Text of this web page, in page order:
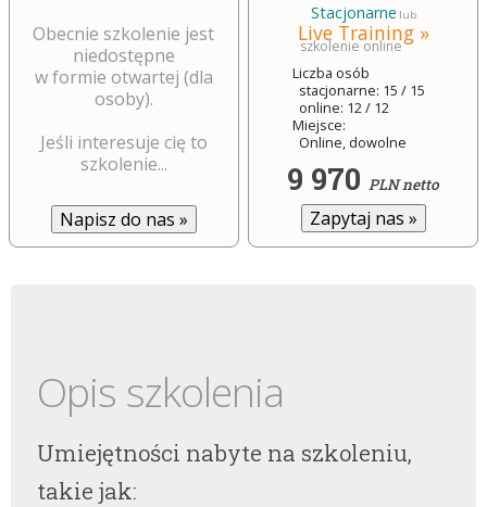
Obecnie szkolenie jest
niedostępne
w formie otwartej (dla
osoby).
Jeśli interesuje cię to
szkolenie...
Napisz do nas »
Stacjonarne lub
Live Training »
szkolenie online
Liczba osób
stacjonarne: 15 / 15
online: 12 / 12
Miejsce:
Online, dowolne
9 970 PLN netto
Zapytaj nas »
Opis szkolenia
Umiejętności nabyte na szkoleniu,
takie jak: